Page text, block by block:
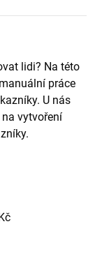
lidi? Na této
práce
U nás
vytvoření